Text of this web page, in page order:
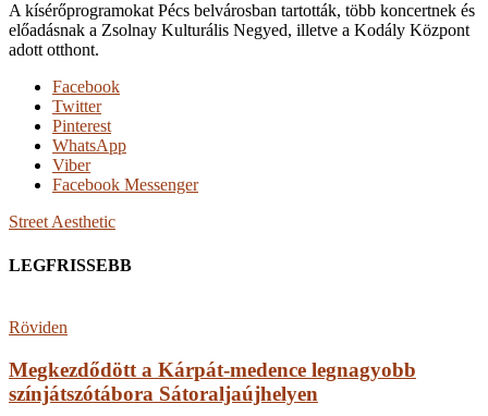
A kísérőprogramokat Pécs belvárosban tartották, több koncertnek és
előadásnak a Zsolnay Kulturális Negyed, illetve a Kodály Központ
adott otthont.
Facebook
Twitter
Pinterest
WhatsApp
Viber
Facebook Messenger
Street Aesthetic
LEGFRISSEBB
Röviden
Megkezdődött a Kárpát-medence legnagyobb
színjátszótábora Sátoraljaújhelyen